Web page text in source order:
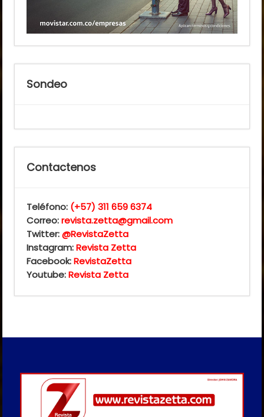
Sondeo
Contactenos
Teléfono: (+57) 311 659 6374
Correo:revista.zetta@gmail.com
Twitter:@RevistaZetta
Instagram:Revista Zetta
Facebook:RevistaZetta
Youtube:Revista Zetta